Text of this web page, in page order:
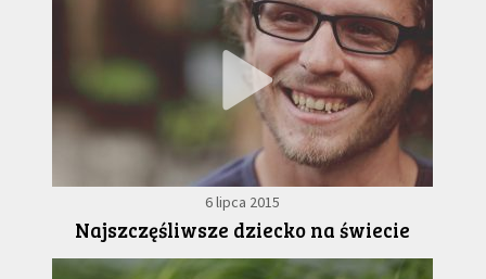
6 lipca 2015
Najszczęśliwsze dziecko na świecie